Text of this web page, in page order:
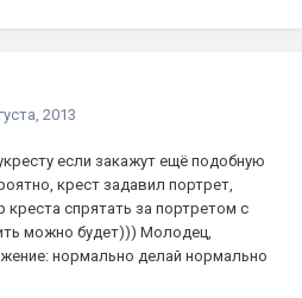
2013
если закажут ещё подобную
крест задавил портрет,
спрятать за портретом с
можно будет))) Молодец,
нормально делай нормально